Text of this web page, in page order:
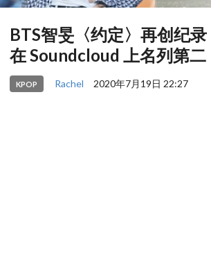
BTS智旻〈约定〉再创纪
在 Soundcloud 上名列第二
KPOP Rachel 2020年7月19日 22:27